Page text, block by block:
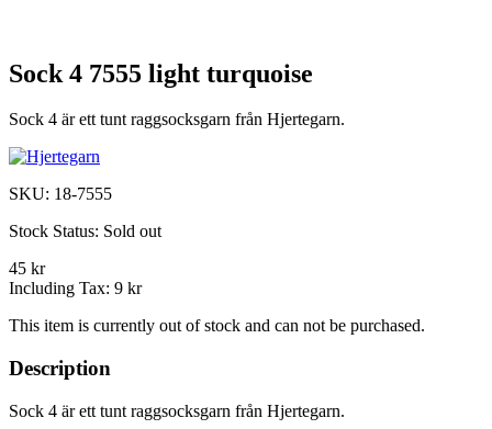
Sock 4 7555 light turquoise
Sock 4 är ett tunt raggsocksgarn från Hjertegarn.
SKU: 18-7555
Stock Status: Sold out
45 kr
Including Tax: 9 kr
This item is currently out of stock and can not be purchased.
Description
Sock 4 är ett tunt raggsocksgarn från Hjertegarn.